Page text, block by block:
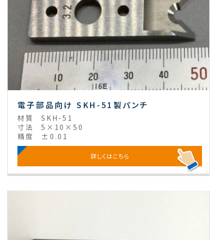
電子部品向け SKH-51製パンチ
材質
SKH-51
寸法
5×10×50
精度
±0.01
詳しくはこちら